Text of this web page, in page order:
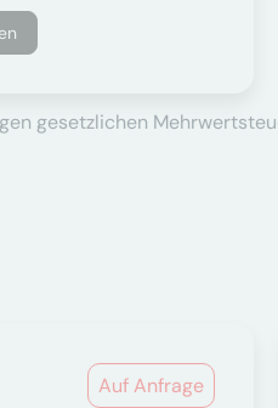
gesetzlichen
Auf Anfrage